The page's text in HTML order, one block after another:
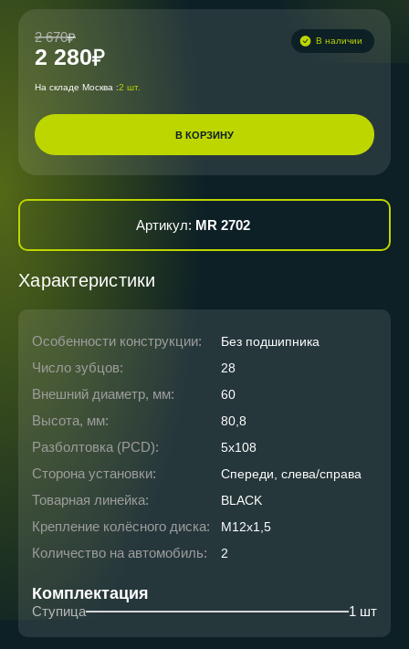
2 670
2 280
В наличии
На складе Москва :2 шт.
В КОРЗИНУ
Артикул: MR 2702
Характеристики
Особенности конструкции: Без подшипника
Число зубцов: 28
Внешний диаметр, мм: 60
Высота, мм: 80,8
Разболтовка (PCD): 5x108
Сторона установки: Спереди, слева/справа
Товарная линейка: BLACK
Крепление колёсного диска: M12x1,5
Количество на автомобиль: 2
Комплектация
Ступица 1 шт